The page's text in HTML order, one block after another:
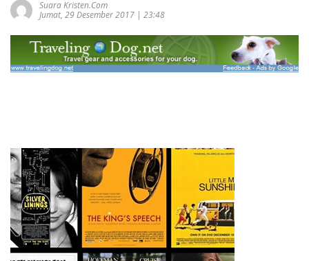
Suara Kristen.com
Jumat, 29 Desember 2017 | 23:48